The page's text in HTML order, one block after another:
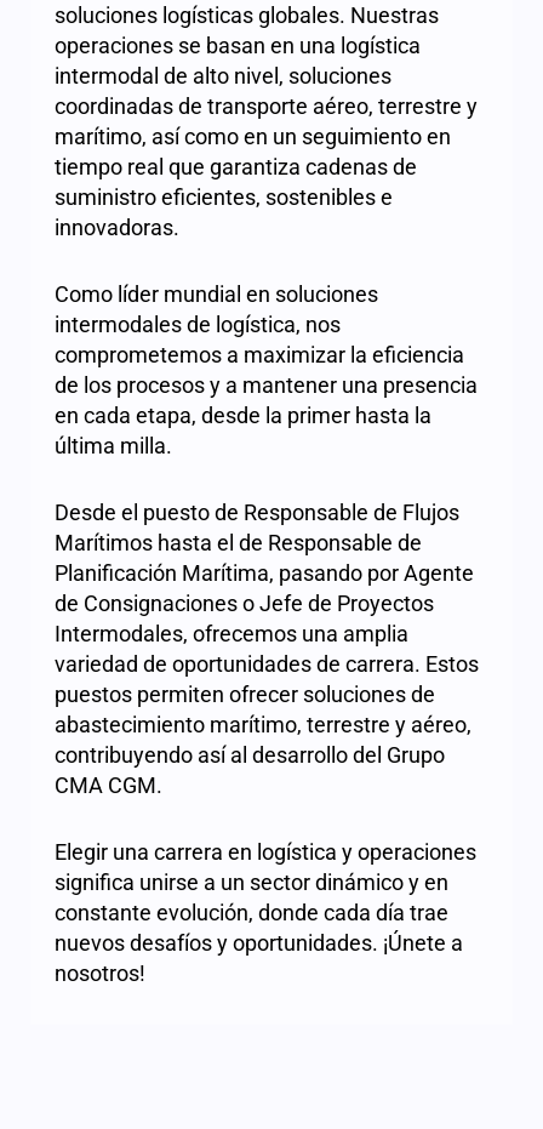
soluciones logísticas globales. Nuestras
operaciones se basan en una logística
intermodal de alto nivel, soluciones
coordinadas de transporte aéreo, terrestre y
marítimo, así como en un seguimiento en
tiempo real que garantiza cadenas de
suministro eficientes, sostenibles e
innovadoras.
Como líder mundial en soluciones
intermodales de logística, nos
comprometemos a maximizar la eficiencia
de los procesos y a mantener una presencia
en cada etapa, desde la primer hasta la
última milla.
Desde el puesto de Responsable de Flujos
Marítimos hasta el de Responsable de
Planificación Marítima, pasando por Agente
de Consignaciones o Jefe de Proyectos
Intermodales, ofrecemos una amplia
variedad de oportunidades de carrera. Estos
puestos permiten ofrecer soluciones de
abastecimiento marítimo, terrestre y aéreo,
contribuyendo así al desarrollo del Grupo
CMA CGM.
Elegir una carrera en logística y operaciones
significa unirse a un sector dinámico y en
constante evolución, donde cada día trae
nuevos desafíos y oportunidades. ¡Únete a
nosotros!